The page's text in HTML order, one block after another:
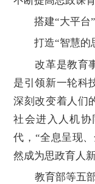
搭建“大平台”
打造“智慧的
改革是教育事
是引领新一轮科
深刻改变着人们
社会进入人机
代，“全息呈现
然成为思政育人新
教育部等五部